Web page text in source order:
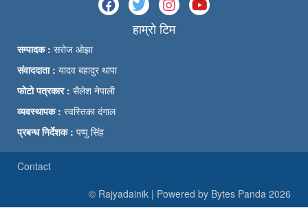
हाम्रो टिम
सम्पादक : सरोज ओझा
संवाददाता : यादव बहादुर थापा
फोटो पत्रकार : सैलेश नेपाली
व्यवस्थापक : स्वस्तिका दंगाल
प्रबन्ध निर्देशक : पप्पु सिंह
Contact
© Rajyadainik | Powered by Bytes Panda 2026